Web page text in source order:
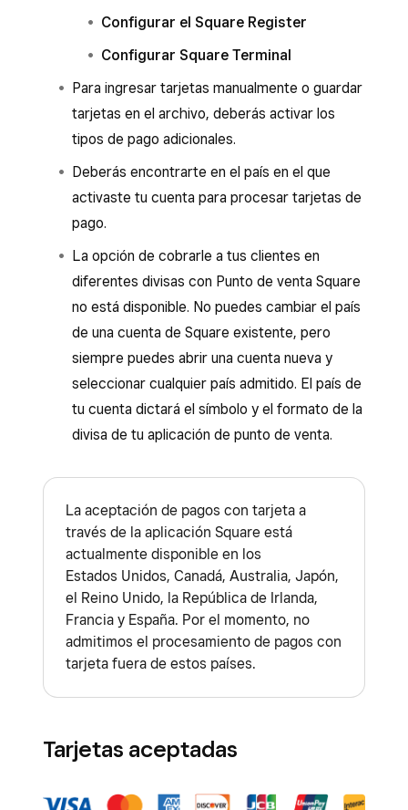
Configurar el Square Register
Configurar Square Terminal
Para ingresar tarjetas manualmente o guardar
tarjetas en el archivo, deberás activar los
tipos de pago adicionales.
Deberás encontrarte en el país en el que
activaste tu cuenta para procesar tarjetas de
pago.
La opción de cobrarle a tus clientes en
diferentes divisas con Punto de venta Square
no está disponible. No puedes cambiar el país
de una cuenta de Square existente, pero
siempre puedes abrir una cuenta nueva y
seleccionar cualquier país admitido. El país de
tu cuenta dictará el símbolo y el formato de la
divisa de tu aplicación de punto de venta.
La aceptación de pagos con tarjeta a
través de la aplicación Square está
actualmente disponible en los
Estados Unidos, Canadá, Australia, Japón,
el Reino Unido, la República de Irlanda,
Francia y España. Por el momento, no
admitimos el procesamiento de pagos con
tarjeta fuera de estos países.
Tarjetas aceptadas